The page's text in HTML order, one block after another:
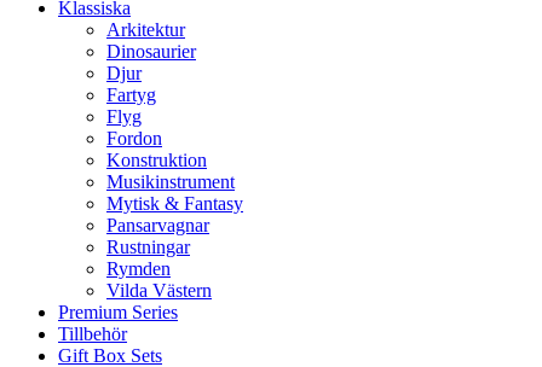
Klassiska
Arkitektur
Dinosaurier
Djur
Fartyg
Flyg
Fordon
Konstruktion
Musikinstrument
Mytisk & Fantasy
Pansarvagnar
Rustningar
Rymden
Vilda Västern
Premium Series
Tillbehör
Gift Box Sets